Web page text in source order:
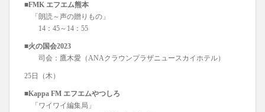
■FMK エフエム熊本
「朗読～声の贈りもの」
14：45～14：55
■火の国会2023
司会：鷹木愛（ANAクラウンプラザニュースカイホテル）
25日（木）
■Kappa FM エフエムやつしろ
「ワイワイ編集局」